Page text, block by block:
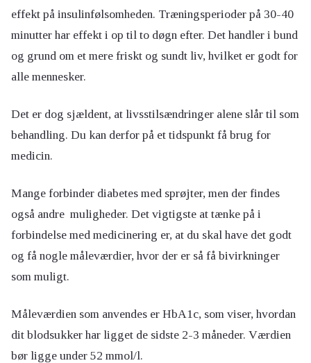
effekt på insulinfølsomheden. Træningsperioder på 30-40
minutter har effekt i op til to døgn efter. Det handler i bund
og grund om et mere friskt og sundt liv, hvilket er godt for
alle mennesker.
Det er dog sjældent, at livsstilsændringer alene slår til som
behandling. Du kan derfor på et tidspunkt få brug for
medicin.
Mange forbinder diabetes med sprøjter, men der findes
også andre muligheder. Det vigtigste at tænke på i
forbindelse med medicinering er, at du skal have det godt
og få nogle måleværdier, hvor der er så få bivirkninger
som muligt.
Måleværdien som anvendes er HbA1c, som viser, hvordan
dit blodsukker har ligget de sidste 2-3 måneder. Værdien
bør ligge under 52 mmol/l.